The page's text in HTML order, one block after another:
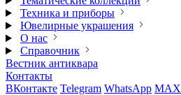
Техника и приборы
Ювелирные украшения
О нас
Справочник
Вестник антиквара
Контакты
ВКонтакте Telegram WhatsApp MAX